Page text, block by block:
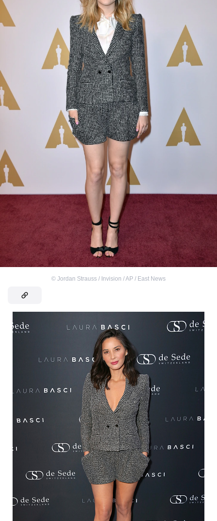
© Jordan Strauss / Invision / AP / East News